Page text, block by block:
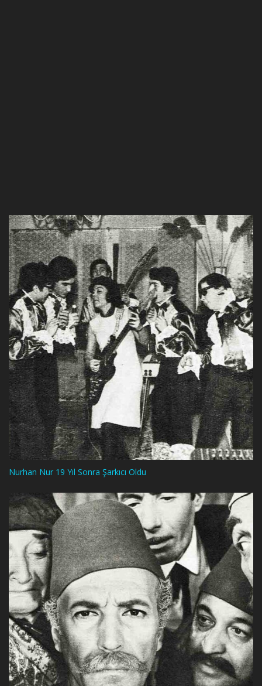
Nurhan Nur 19 Yıl Sonra Şarkıcı Oldu